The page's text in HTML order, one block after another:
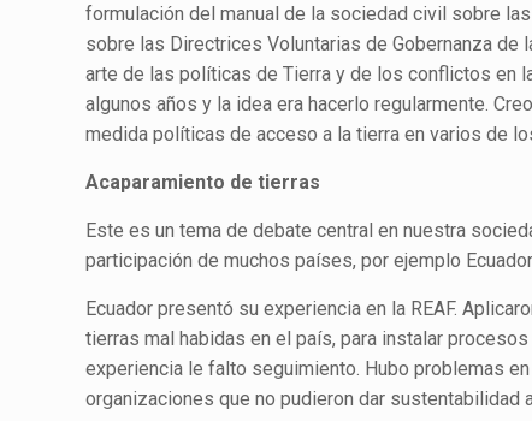
formulación del manual de la sociedad civil sobre
sobre las Directrices Voluntarias de Gobernanza
arte de las políticas de Tierra y de los conflictos en
algunos años y la idea era hacerlo regularmente.
medida políticas de acceso a la tierra en varios de
Acaparamiento de tierras
Este es un tema de debate central en nuestra
participación de muchos países, por ejemplo
Ecuador presentó su experiencia en la REAF.
tierras mal habidas en el país, para instalar
experiencia le falto seguimiento. Hubo problemas
organizaciones que no pudieron dar sustentabilidad